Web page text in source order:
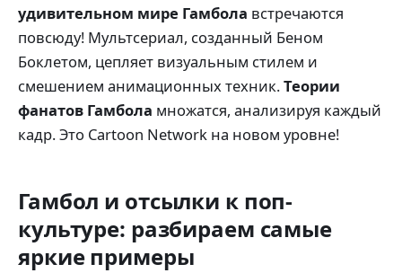
удивительном мире Гамбола встречаются
повсюду! Мультсериал, созданный Беном
Боклетом, цепляет визуальным стилем и
смешением анимационных техник.Теории
фанатов Гамбола множатся, анализируя каждый
кадр. Это Cartoon Network на новом уровне!
Гамбол и отсылки к поп-
культуре: разбираем самые
яркие примеры